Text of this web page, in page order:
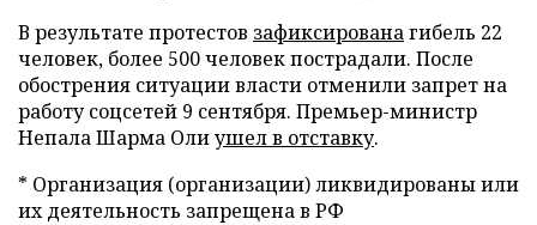
В результате протестов зафиксированагибель 22
человек, более 500 человек пострадали. После
обострения ситуации власти отменили запрет на
работу соцсетей 9 сентября. Премьер-министр
Непала Шарма Олиушел в отставку.
* Организация (организации) ликвидированы или
их деятельность запрещена в РФ